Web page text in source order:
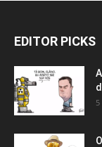
EDITOR PICKS